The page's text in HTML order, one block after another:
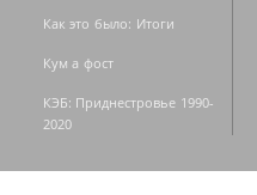
Как это было: Итоги
Кум а фост
КЭБ: Приднестровье 1990-
2020